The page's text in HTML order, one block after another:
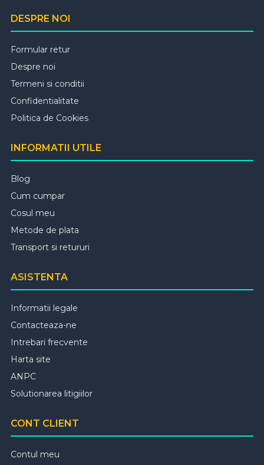
colt sau prelungire.
DESPRE NOI
Formular retur
Despre noi
Termeni si conditii
Confidentialitate
Politica de Cookies
INFORMATII UTILE
Blog
Cum cumpar
Cosul meu
Metode de plata
Transport si retururi
ASISTENTA
Informatii legale
Contacteaza-ne
Intrebari frecvente
Harta site
ANPC
Solutionarea litigiilor
CONT CLIENT
Contul meu